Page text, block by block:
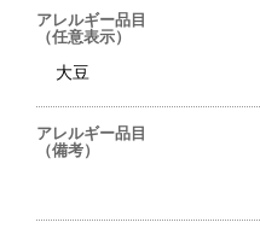
アレルギー品目
（任意表示）
大豆
アレルギー品目
（備考）